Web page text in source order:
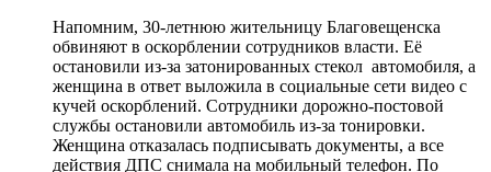
Напомним, 30-летнюю жительницу Благовещенска
обвиняют в оскорблении сотрудников власти. Её
остановили из-за затонированных стекол автомобиля, а
женщина в ответ выложила в социальные сети видео с
кучей оскорблений. Сотрудники дорожно-постовой
службы остановили автомобиль из-за тонировки.
Женщина отказалась подписывать документы, а все
действия ДПС снимала на мобильный телефон. По